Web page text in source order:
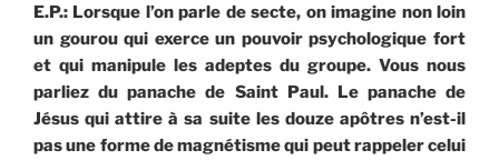
E.P.: Lorsque l’on parle de secte, on imagine non loin
un gourou qui exerce un pouvoir psychologique fort
et qui manipule les adeptes du groupe. Vous nous
parliez du panache de Saint Paul. Le panache de
Jésus qui attire à sa suite les douze apôtres n’est-il
pas une forme de magnétisme qui peut rappeler celui